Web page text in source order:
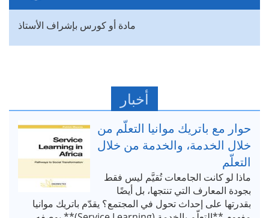
مادة أو كورس بإشراف الأستاذ
أخبار
حوار مع باتريك موانيا التعلّم من
خلال الخدمة، والخدمة من خلال
التعلّم
ماذا لو كانت الجامعات تُقيَّم ليس فقط
بجودة المعارف التي تنتجها، بل أيضًا
بقدرتها على إحداث تحول في المجتمع؟ يقدّم باتريك موانيا